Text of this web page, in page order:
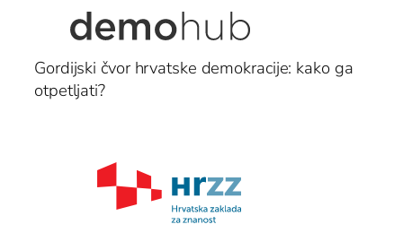
Gordijski čvor hrvatske demokracije: kako ga
otpetljati?